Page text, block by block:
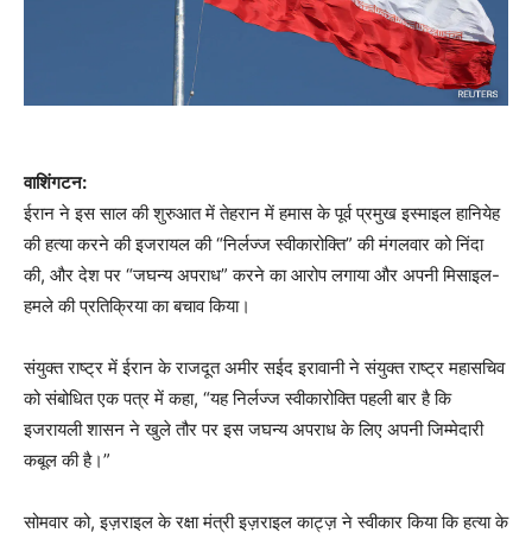
वाशिंगटन:
ईरान ने इस साल की शुरुआत में तेहरान में हमास के पूर्व प्रमुख इस्माइल हानियेह
की हत्या करने की इजरायल की “निर्लज्ज स्वीकारोक्ति” की मंगलवार को निंदा
की, और देश पर “जघन्य अपराध” करने का आरोप लगाया और अपनी मिसाइल-
हमले की प्रतिक्रिया का बचाव किया।
संयुक्त राष्ट्र में ईरान के राजदूत अमीर सईद इरावानी ने संयुक्त राष्ट्र महासचिव
को संबोधित एक पत्र में कहा, “यह निर्लज्ज स्वीकारोक्ति पहली बार है कि
इजरायली शासन ने खुले तौर पर इस जघन्य अपराध के लिए अपनी जिम्मेदारी
कबूल की है।”
सोमवार को, इज़राइल के रक्षा मंत्री इज़राइल काट्ज़ ने स्वीकार किया कि हत्या के